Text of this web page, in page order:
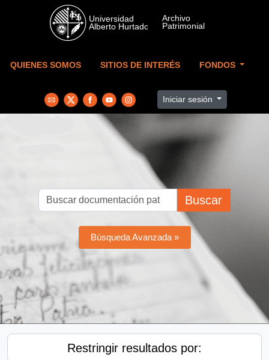
Skip to main content
QUIENES SOMOS SITIOS DE INTERÉS FONDOS
Iniciar sesión
Buscar
Búsqueda Avanzada »
Restringir resultados por: